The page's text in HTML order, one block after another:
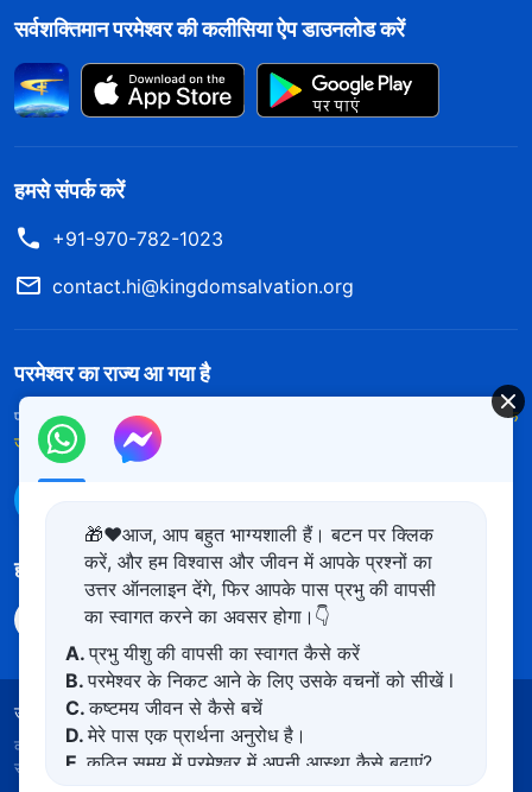
सर्वशक्तिमान परमेश्वर की कलीसिया ऐप डाउनलोड करें
हमसे संपर्क करें
+91-970-782-1023
contact.hi@kingdomsalvation.org
परमेश्वर का राज्य आ गया है
परमेश्वर का राज्य पृथ्वी पर आ गया है! क्या आप इसमें प्रवेश करना चाहते हैं?
और अधिक
जानें
हमारा अनुसरण करें
उपयोग की शर्तें गोपनीयता नीत साभार
कॉपीराइट © 2026 सर्वशक्तिमान परमेश्वर की कलीसिया।
सुरक्षित।
🎁❤️आज, आप बहुत भाग्यशाली हैं। बटन पर क्लिक
करें, और हम विश्वास और जीवन में आपके प्रश्नों का
उत्तर ऑनलाइन देंगे, फिर आपके पास प्रभु की वापसी
का स्वागत करने का अवसर होगा।👇
A.प्रभु यीशु की वापसी का स्वागत कैसे करें
B.परमेश्वर के निकट आने के लिए उसके वचनों को सीखें l
C.कष्टमय जीवन से कैसे बचें
D.मेरे पास एक प्रार्थना अनुरोध है।
E.कठिन समय में परमेश्वर में अपनी आस्था कैसे बढ़ाएं?